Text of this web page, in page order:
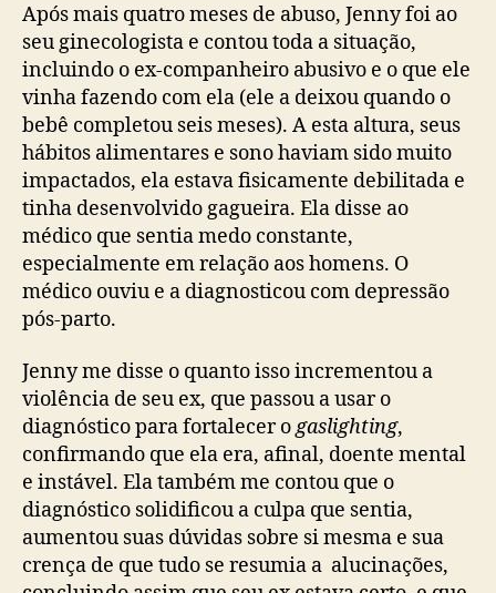
Após mais quatro meses de abuso, Jenny foi ao
seu ginecologista e contou toda a situação,
incluindo o ex-companheiro abusivo e o que ele
vinha fazendo com ela (ele a deixou quando o
bebê completou seis meses). A esta altura, seus
hábitos alimentares e sono haviam sido muito
impactados, ela estava fisicamente debilitada e
tinha desenvolvido gagueira. Ela disse ao
médico que sentia medo constante,
especialmente em relação aos homens. O
médico ouviu e a diagnosticou com depressão
pós-parto.
Jenny me disse o quanto isso incrementou a
violência de seu ex, que passou a usar o
diagnóstico para fortalecer ogaslighting,
confirmando que ela era, afinal, doente mental
e instável. Ela também me contou que o
diagnóstico solidificou a culpa que sentia,
aumentou suas dúvidas sobre si mesma e sua
crença de que tudo se resumia a alucinações,